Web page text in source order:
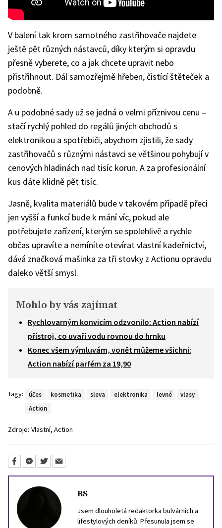
V balení tak krom samotného zastřihovače najdete
ještě pět různých nástavců, díky kterým si opravdu
přesně vyberete, co a jak chcete upravit nebo
přistřihnout. Dál samozřejmě hřeben, čistící štěteček a
podobně.
A u podobné sady už se jedná o velmi příznivou cenu –
stačí rychlý pohled do regálů jiných obchodů s
elektronikou a spotřebiči, abychom zjistili, že sady
zastřihovačů s různými nástavci se většinou pohybují v
cenových hladinách nad tisíc korun. A za profesionální
kus dáte klidně pět tisíc.
Jasně, kvalita materiálů bude v takovém případě přeci
jen vyšší a funkcí bude k mání víc, pokud ale
potřebujete zařízení, kterým se spolehlivě a rychle
občas upravíte a nemíníte otevírat vlastní kadeřnictví,
dává značková mašinka za tři stovky z Actionu opravdu
daleko větší smysl.
Mohlo by vás zajímat
Rychlovarným konvicím odzvonilo: Action nabízí
přístroj, co uvaří vodu rovnou do hrnku
Konec všem výmluvám, vonět můžeme všichni:
Action nabízí parfém za 19,90
Tagy: účes kosmetika sleva elektronika levné
vlasy
Action
Zdroje: Vlastní, Action
BS
Jsem dlouholetá redaktorka bulvárních a
lifestylových deníků. Přesunula jsem se